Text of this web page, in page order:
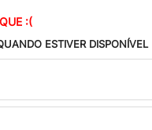
:(
ESTIVER DISPONÍVEL